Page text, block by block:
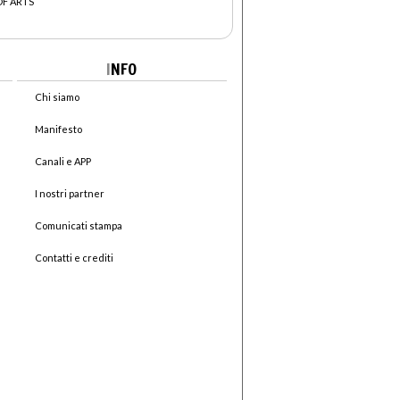
INFO
Chi siamo
Manifesto
Canali e APP
I nostri partner
Comunicati stampa
Contatti e crediti